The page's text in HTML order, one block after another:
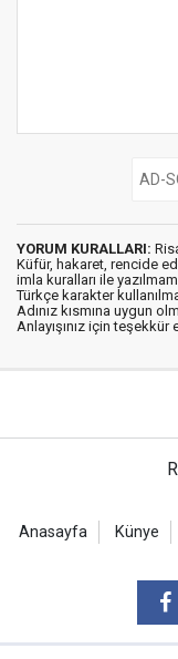
YORUM KURALLARI:
Küfür, hakaret, rencide
imla kuralları ile
Türkçe karakter
Adınız kısmına uygun
Anlayışınız için teşekkür
Anasayfa Künye